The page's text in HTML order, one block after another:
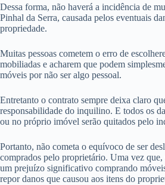
Dessa forma, não haverá a incidência de
Pinhal da Serra, causada pelos eventuais
propriedade.
Muitas pessoas cometem o erro de
mobiliadas e acharem que podem
móveis por não ser algo pessoal.
Entretanto o contrato sempre deixa claro
responsabilidade do inquilino. E todos os
ou no próprio imóvel serão quitados pelo
Portanto, não cometa o equívoco de ser
comprados pelo proprietário. Uma vez que,
um prejuízo significativo comprando
repor danos que causou aos itens do